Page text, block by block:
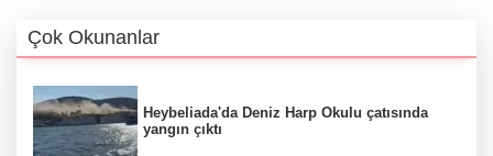
Çok Okunanlar
Heybeliada'da Deniz Harp Okulu çatısında
yangın çıktı